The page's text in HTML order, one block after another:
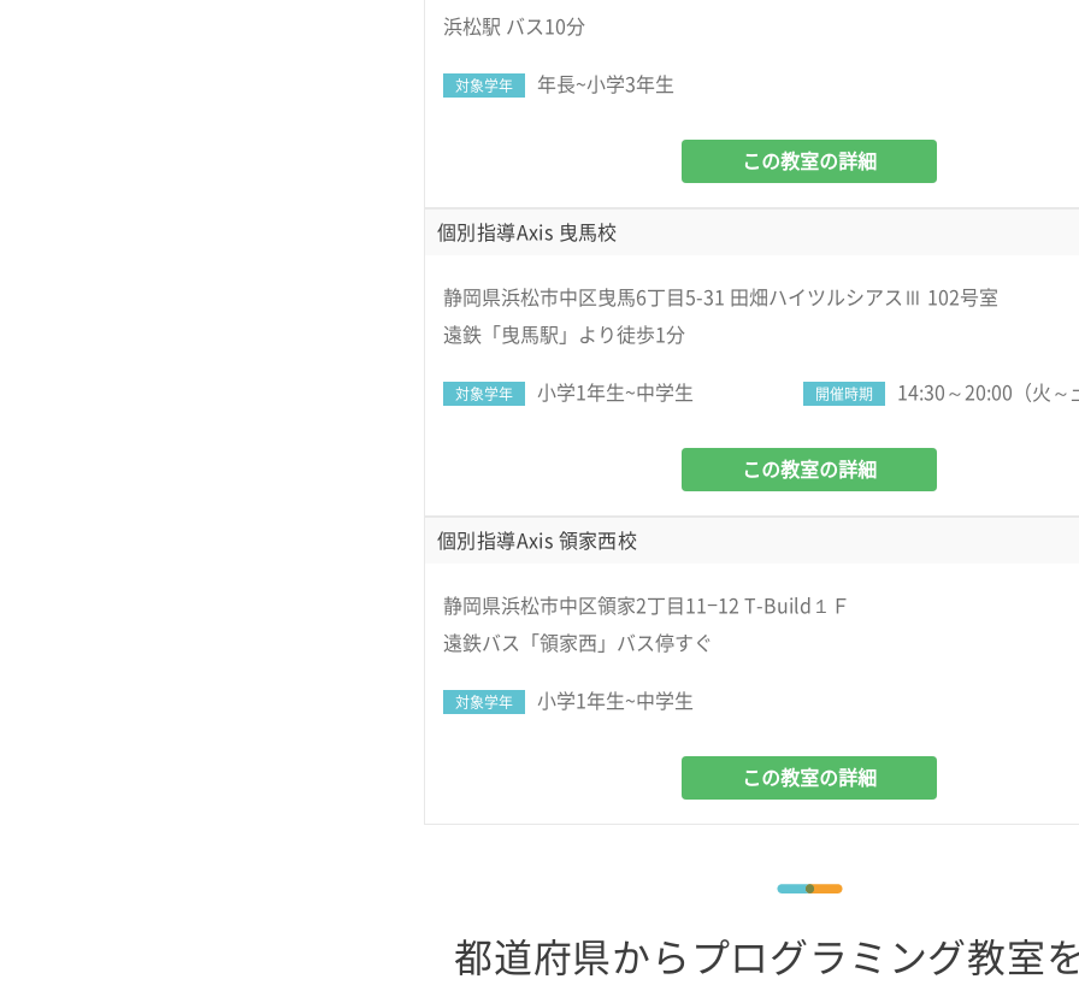
浜松駅 バス10分
対象学年 年長~小学3年生
この教室の詳細
個別指導Axis 曳馬校
静岡県浜松市中区曳馬6丁目5-31 田畑ハイツルシアスⅢ 102号室
遠鉄「曳馬駅」より徒歩1分
対象学年 小学1年生~中学生 開催時期 14:30～20:00（火～
この教室の詳細
個別指導Axis 領家西校
静岡県浜松市中区領家2丁目11−12 T-Build１Ｆ
遠鉄バス「領家西」バス停すぐ
対象学年 小学1年生~中学生
この教室の詳細
都道府県からプログラミング教室